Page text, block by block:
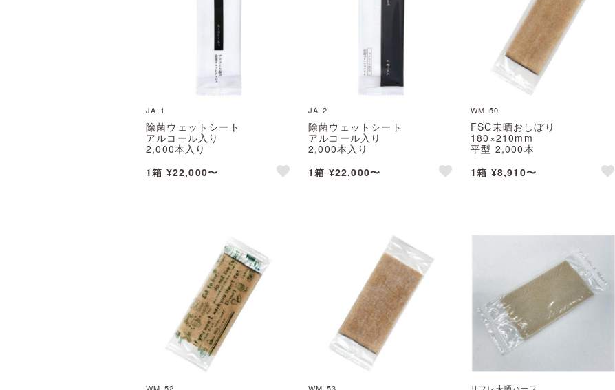
JA-1
除菌ウェットシート
アルコール入り
2,000本入り
※北海道・沖縄・離島 送料別途
1箱 ¥22,000〜
JA-2
除菌ウェットシート
アルコール入り
2,000本入り
※北海道・沖縄・離島 送料別途
1箱 ¥22,000〜
WM-50
FSC未晒おしぼり
180×210mm
平型 2,000本
※北海道・沖縄・離島 送料別途
1箱 ¥8,910〜